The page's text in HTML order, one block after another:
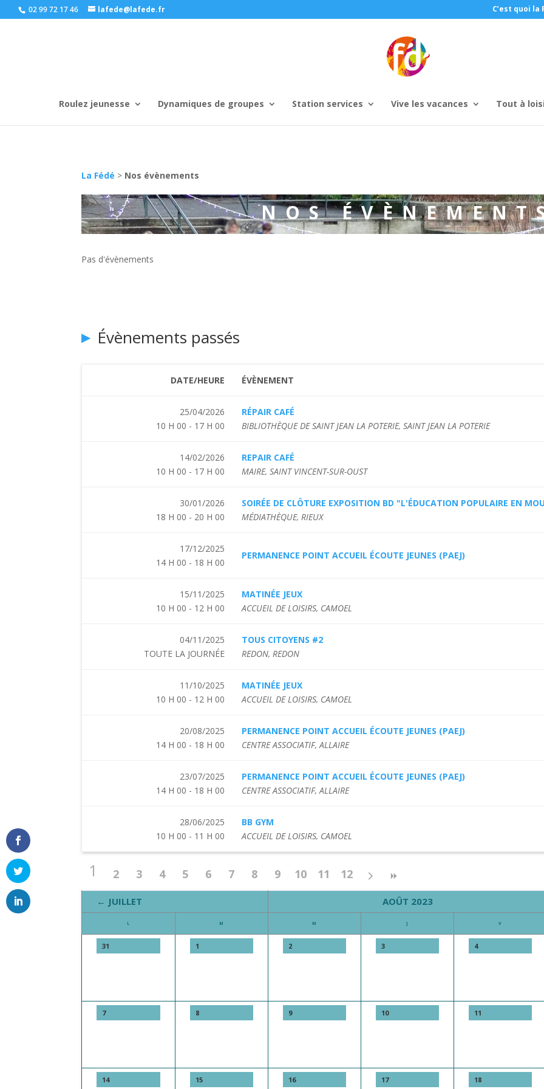
02 99 72 17 46 lafede@lafede.fr C’est quoi la
Roulez jeunesse Dynamiques de groupes Station services Vive les vacances Tout à
La Fédé > Nos évènements
NOS
Pas d'évènements
Évènements passés
DATE/HEURE ÉVÈNEMENT
25/04/2026
10 H 00 - 17 H 00
RÉPAIR CAFÉ
BIBLIOTHÈQUE DE SAINT JEAN LA POTERIE, SAINT JEAN LA POTERIE
14/02/2026
10 H 00 - 17 H 00
REPAIR CAFÉ
MAIRE, SAINT VINCENT-SUR-OUST
30/01/2026
18 H 00 - 20 H 00
SOIRÉE DE CLÔTURE EXPOSITION BD "L'ÉDUCATION POPULAIRE EN
MÉDIATHÈQUE, RIEUX
17/12/2025
14 H 00 - 18 H 00
PERMANENCE POINT ACCUEIL ÉCOUTE JEUNES (PAEJ)
15/11/2025
10 H 00 - 12 H 00
MATINÉE JEUX
ACCUEIL DE LOISIRS, CAMOEL
04/11/2025
TOUTE LA JOURNÉE
TOUS CITOYENS #2
REDON, REDON
11/10/2025
10 H 00 - 12 H 00
MATINÉE JEUX
ACCUEIL DE LOISIRS, CAMOEL
20/08/2025
14 H 00 - 18 H 00
PERMANENCE POINT ACCUEIL ÉCOUTE JEUNES (PAEJ)
CENTRE ASSOCIATIF, ALLAIRE
23/07/2025
14 H 00 - 18 H 00
PERMANENCE POINT ACCUEIL ÉCOUTE JEUNES (PAEJ)
CENTRE ASSOCIATIF, ALLAIRE
28/06/2025
10 H 00 - 11 H 00
BB GYM
ACCUEIL DE LOISIRS, CAMOEL
1 2 3 4 5 6 7 8 9 10 11 12
← JUILLET AOÛT 2023
L M M J V
31 1 2 3 4
7 8 9 10 11
14 15 16 17 18